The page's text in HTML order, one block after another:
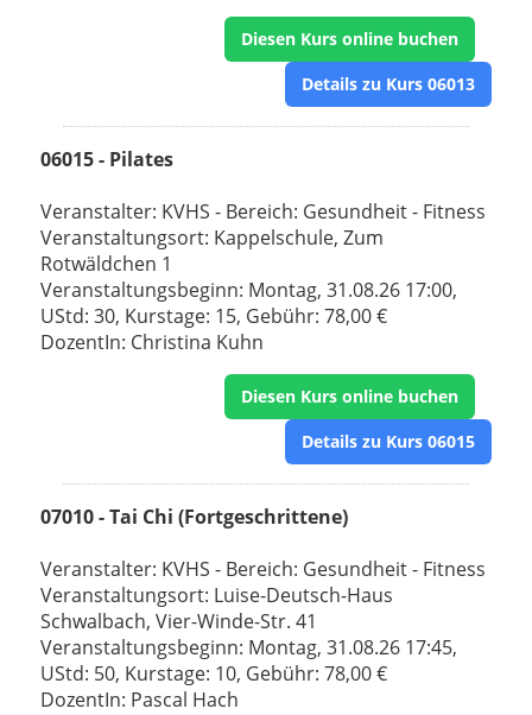
Diesen Kurs online buchen
Details zu Kurs 06013
06015 - Pilates
Veranstalter: KVHS - Bereich: Gesundheit - Fitness
Veranstaltungsort: Kappelschule, Zum
Rotwäldchen 1
Veranstaltungsbeginn: Montag, 31.08.26 17:00,
UStd: 30, Kurstage: 15, Gebühr: 78,00 €
DozentIn: Christina Kuhn
Diesen Kurs online buchen
Details zu Kurs 06015
07010 - Tai Chi (Fortgeschrittene)
Veranstalter: KVHS - Bereich: Gesundheit - Fitness
Veranstaltungsort: Luise-Deutsch-Haus
Schwalbach, Vier-Winde-Str. 41
Veranstaltungsbeginn: Montag, 31.08.26 17:45,
UStd: 50, Kurstage: 10, Gebühr: 78,00 €
DozentIn: Pascal Hach